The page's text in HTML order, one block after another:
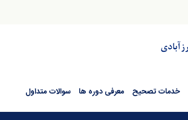
خدمات تصحیح معرفی دوره ها سوالات متداول